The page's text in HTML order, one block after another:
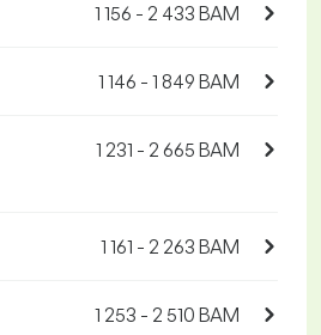
1 156 - 2 433 BAM
1 146 - 1 849 BAM
1 231 - 2 665 BAM
1 161 - 2 263 BAM
1 253 - 2 510 BAM